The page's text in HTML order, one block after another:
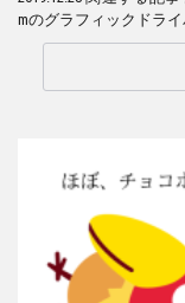
mのグラフィックドライ